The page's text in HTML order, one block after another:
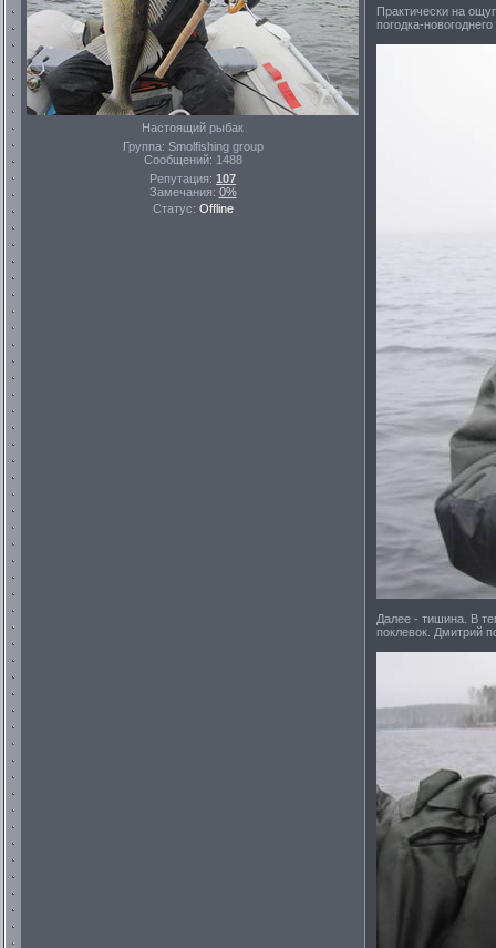
Настоящий рыбак
Группа: Smolfishing group
Сообщений: 1488
Репутация: 107
Замечания: 0%
Статус: Offline
Практически на
погодка-
Далее - тишина. В
поклевок. Дмитрий